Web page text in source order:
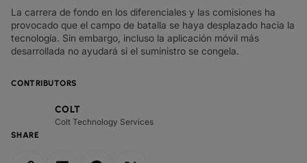
CONTRIBUTORS
COLT
Colt Technology Services
SHARE
La carrera de fondo en los diferenciales y las comisiones ha
provocado que el campo de batalla se haya desplazado hacia la
tecnología. Sin embargo, incluso la aplicación móvil más
desarrollada no ayudará si el suministro se congela.